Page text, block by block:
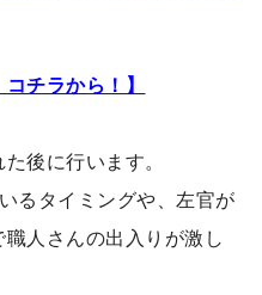
チラから！】
後に行います。
るタイミングや、左官が
人さんの出入りが激し